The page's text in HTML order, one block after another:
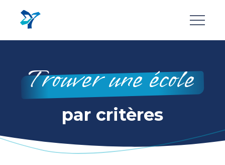
contenu
principal
Trouver une école
par critères